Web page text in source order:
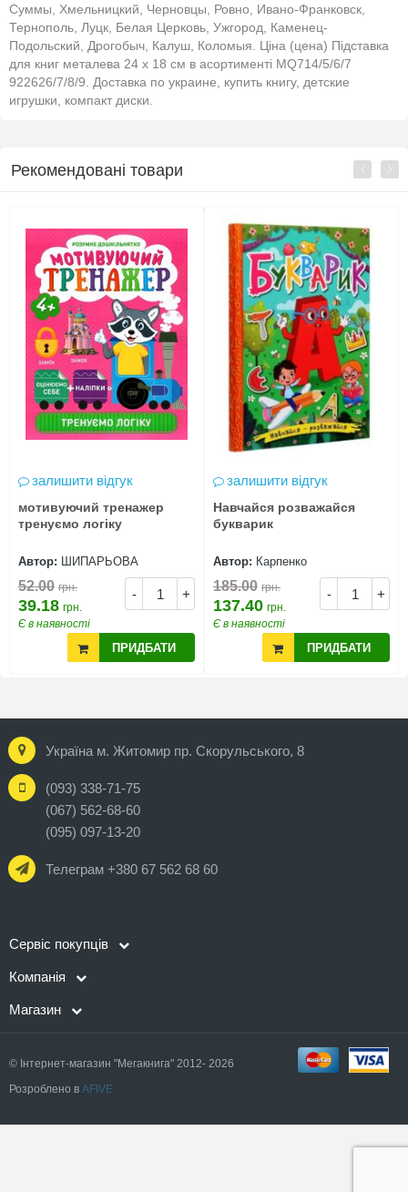
Суммы, Хмельницкий, Черновцы, Ровно, Ивано-Франковск,
Тернополь, Луцк, Белая Церковь, Ужгород, Каменец-
Подольский, Дрогобыч, Калуш, Коломыя. Ціна (цена) Підставка
для книг металева 24 х 18 см в асортименті MQ714/5/6/7
922626/7/8/9. Доставка по украине, купить книгу, детские
игрушки, компакт диски.
Рекомендовані товари
залишити відгук
мотивуючий тренажер
тренуємо логіку
Автор: ШИПАРЬОВА
- +
52.00 грн.
39.18 грн.
Є в наявності
ПРИДБАТИ
залишити відгук
Навчайся розважайся
букварик
Автор: Карпенко
- +
185.00 грн.
137.40 грн.
Є в наявності
ПРИДБАТИ
Україна м. Житомир пр. Скорульського, 8
(093) 338-71-75
(067) 562-68-60
(095) 097-13-20
Телеграм +380 67 562 68 60
Сервіс покупців
Компанія
Магазин
© Інтернет-магазин "Мегакнига" 2012- 2026
Розроблено в AFIVE